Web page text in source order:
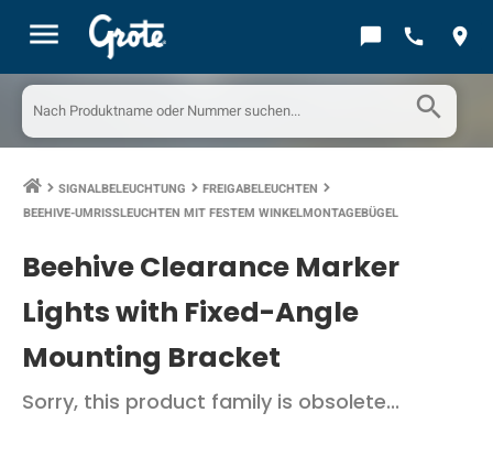
menu chat_bubble call location_on
search
keyboard_arrow_right SIGNALBELEUCHTUNG keyboard_arrow_right FREIGABELEUCHTEN keyboard_arrow_right
BEEHIVE-UMRISSLEUCHTEN MIT FESTEM WINKELMONTAGEBÜGEL
Beehive Clearance Marker
Lights with Fixed-Angle
Mounting Bracket
Sorry, this product family is obsolete...